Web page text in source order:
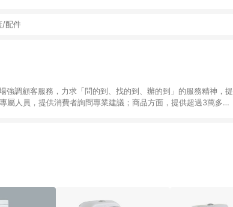
/配件
強調顧客服務，力求「問的到、找的到、辦的到」的服務精神，提
屬人員，提供消費者詢問專業建議；商品方面，提供超過3萬多種
品(Simple to choose)、在最短的時間內完成訂購或結帳流程